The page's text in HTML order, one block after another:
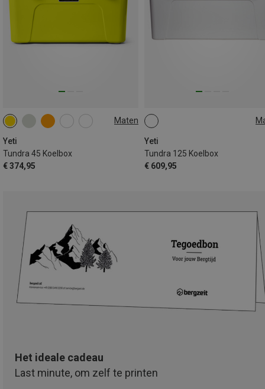
Maten
Yeti
Tundra 45 Koelbox
€ 374,95
45L
Yeti
Tundra 125 Koelbox
€ 609,95
125L
Het ideale cadeau
Last minute, om zelf te printen